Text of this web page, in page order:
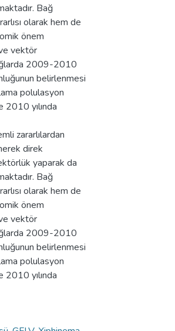
Bağ
olarak hem de
önem
vektör
2009-2010
belirlenmesi
polulasyon
yılında
zararlılardan
direk
yaparak da
Bağ
olarak hem de
önem
vektör
2009-2010
belirlenmesi
polulasyon
yılında